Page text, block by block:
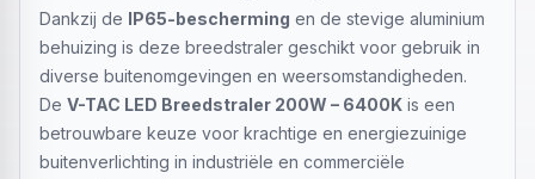
Dankzij de IP65-bescherming en de stevige aluminium
behuizing is deze breedstraler geschikt voor gebruik in
diverse buitenomgevingen en weersomstandigheden.
De V-TAC LED Breedstraler 200W – 6400K is een
betrouwbare keuze voor krachtige en energiezuinige
buitenverlichting in industriële en commerciële